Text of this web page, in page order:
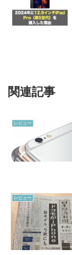
関連記事
レビュー
レビュー